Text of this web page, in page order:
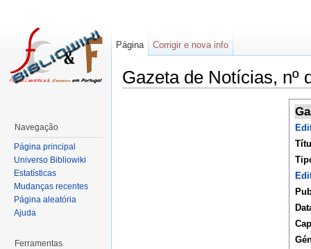
Gazeta de Notícias, nº
Página Corrigir e nova info
Navegação
Página principal
Universo Bibliowiki
Estatísticas
Mudanças recentes
Página aleatória
Ajuda
Ferramentas